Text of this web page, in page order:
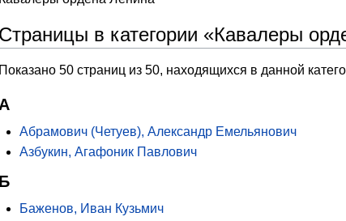
Страницы в категории «Кавалеры
Показано 50 страниц из 50, находящихся в данной
А
Абрамович (Четуев), Александр Емельянович
Азбукин, Агафоник Павлович
Б
Баженов, Иван Кузьмич